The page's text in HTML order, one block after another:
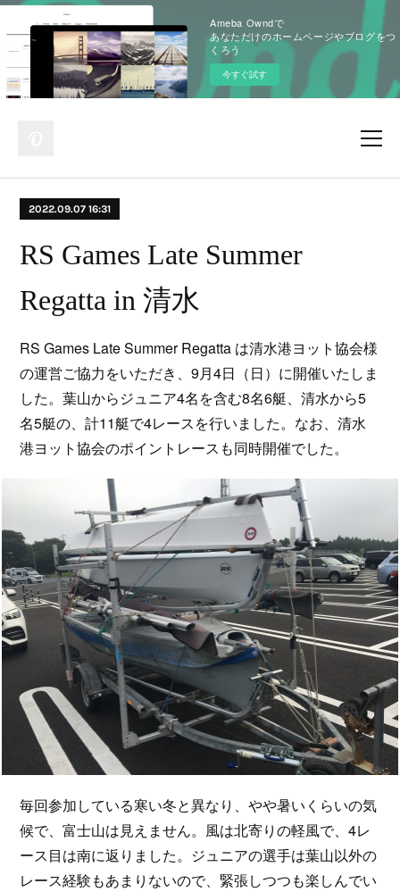
Ameba Owndで
あなただけのホームページやブログをつ
くろう
今すぐ試す
2022.09.07 16:31
RS Games Late Summer
Regatta in 清水
RS Games Late Summer Regatta は清水港ヨット協会様
の運営ご協力をいただき、9月4日（日）に開催いたしま
した。葉山からジュニア4名を含む8名6艇、清水から5
名5艇の、計11艇で4レースを行いました。なお、清水
港ヨット協会のポイントレースも同時開催でした。
毎回参加している寒い冬と異なり、やや暑いくらいの気
候で、富士山は見えません。風は北寄りの軽風で、4レ
ース目は南に返りました。ジュニアの選手は葉山以外の
レース経験もあまりないので、緊張しつつも楽しんでい